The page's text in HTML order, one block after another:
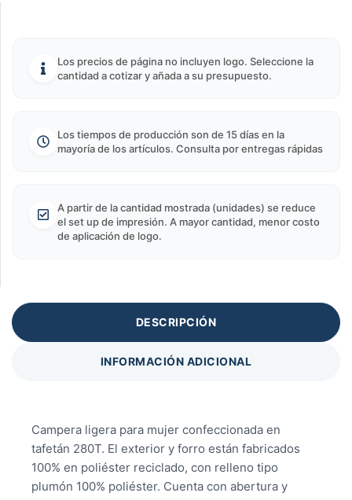
Los precios de página no incluyen logo. Seleccione la
cantidad a cotizar y añada a su presupuesto.
Los tiempos de producción son de 15 días en la
mayoría de los artículos. Consulta por entregas rápidas
A partir de la cantidad mostrada (unidades) se reduce
el set up de impresión. A mayor cantidad, menor costo
de aplicación de logo.
DESCRIPCIÓN
INFORMACIÓN ADICIONAL
Campera ligera para mujer confeccionada en
tafetán 280T. El exterior y forro están fabricados
100% en poliéster reciclado, con relleno tipo
plumón 100% poliéster. Cuenta con abertura y